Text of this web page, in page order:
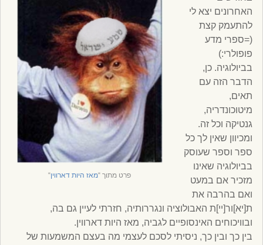
פרט מתוך “מאז היות דארווין“
האחרונים יצא לי
להתעמק קצת
(=ספרי מדע
פופולרי:)
בביולוגיה. כן,
הדבר הזה עם
תאים,
מיטוכונדריה,
גנטיקה וכל זה.
ומכיוון שאין לך כל
ספר וספר שעוסק
בביולוגיה שאינו
מזכיר אם במעט
ואם בהרבה את
ת[יא]ור[יי]ת האבולוציה ונגררותיה, חזרתי לעיין גם בה,
ובוויכוחים האינסופיים לגביה, מאז היות דארווין.
בין כך ובין כך, ניסיתי לסכם לעצמי מה בעצם המשמעות של